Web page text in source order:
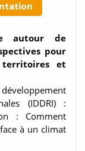
autour de
pour
et
(IDDRI) :
: Comment
à un climat